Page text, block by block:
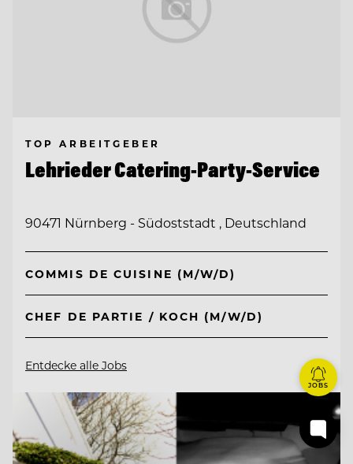
TOP ARBEITGEBER
Lehrieder Catering-Party-Service
90471 Nürnberg - Südoststadt , Deutschland
COMMIS DE CUISINE (M/W/D)
CHEF DE PARTIE / KOCH (M/W/D)
Entdecke alle Jobs
JOBS